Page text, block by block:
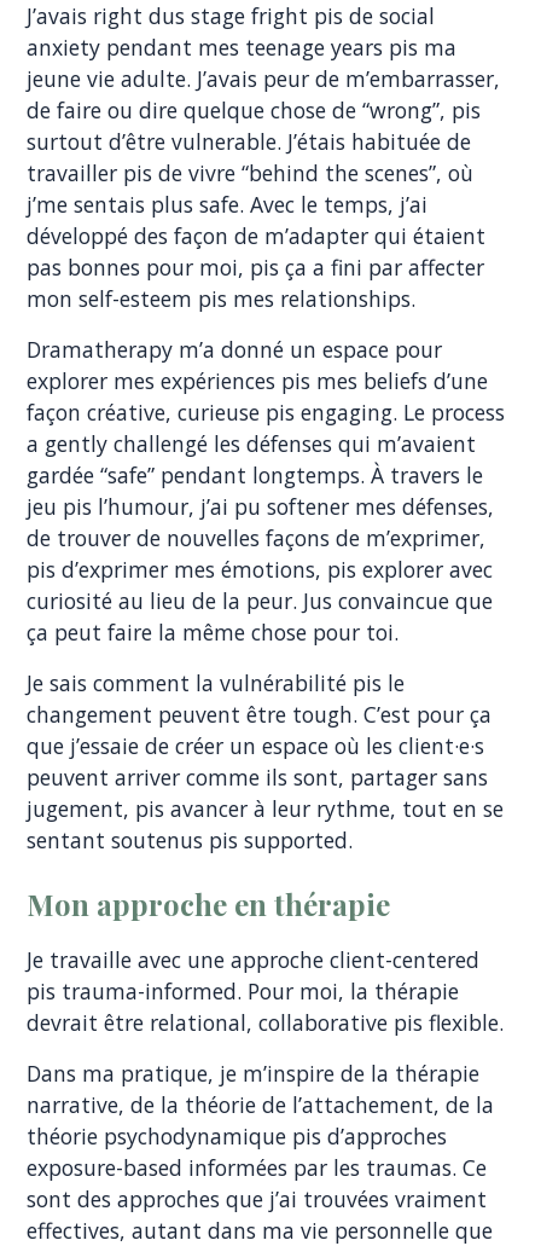
J’avais right dus stage fright pis de social
anxiety pendant mes teenage years pis ma
jeune vie adulte. J’avais peur de m’embarrasser,
de faire ou dire quelque chose de “wrong”, pis
surtout d’être vulnerable. J’étais habituée de
travailler pis de vivre “behind the scenes”, où
j’me sentais plus safe. Avec le temps, j’ai
développé des façon de m’adapter qui étaient
pas bonnes pour moi, pis ça a fini par affecter
mon self-esteem pis mes relationships.
Dramatherapy m’a donné un espace pour
explorer mes expériences pis mes beliefs d’une
façon créative, curieuse pis engaging. Le process
a gently challengé les défenses qui m’avaient
gardée “safe” pendant longtemps. À travers le
jeu pis l’humour, j’ai pu softener mes défenses,
de trouver de nouvelles façons de m’exprimer,
pis d’exprimer mes émotions, pis explorer avec
curiosité au lieu de la peur. Jus convaincue que
ça peut faire la même chose pour toi.
Je sais comment la vulnérabilité pis le
changement peuvent être tough. C’est pour ça
que j’essaie de créer un espace où les client·e·s
peuvent arriver comme ils sont, partager sans
jugement, pis avancer à leur rythme, tout en se
sentant soutenus pis supported.
Mon approche en thérapie
Je travaille avec une approche client-centered
pis trauma-informed. Pour moi, la thérapie
devrait être relational, collaborative pis flexible.
Dans ma pratique, je m’inspire de la thérapie
narrative, de la théorie de l’attachement, de la
théorie psychodynamique pis d’approches
exposure-based informées par les traumas. Ce
sont des approches que j’ai trouvées vraiment
effectives, autant dans ma vie personnelle que